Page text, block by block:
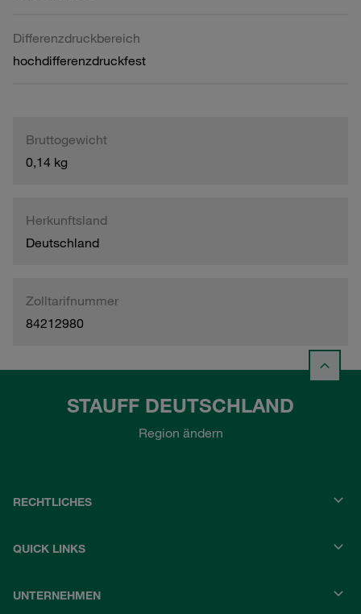
Differenzdruckbereich
hochdifferenzdruckfest
Bruttogewicht
0,14 kg
Herkunftsland
Deutschland
Zolltarifnummer
84212980
STAUFF DEUTSCHLAND
Region ändern
RECHTLICHES
QUICK LINKS
UNTERNEHMEN